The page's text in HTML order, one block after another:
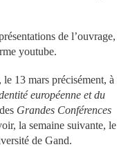
de l’ouvrage,
youtube.
13 mars précisément, à
européenne et du
Grandes Conférences
la semaine suivante, le
de Gand.